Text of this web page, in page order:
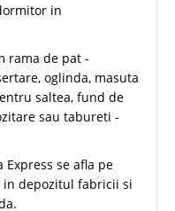
in
rama de pat -
oglinda, masuta
saltea, fund de
sau tabureti -
se afla pe
in depozitul fabricii si